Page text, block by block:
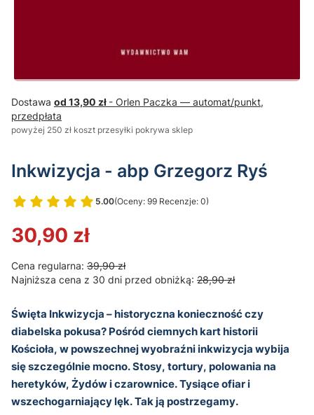
Dostawa od 13,90 zł - Orlen Paczka — automat/punkt,
przedpłata
powyżej 250 zł koszt przesyłki pokrywa sklep
Inkwizycja - abp Grzegorz Ryś
5.00(Oceny: 99 Recenzje: 0)
Przejdź do sekcji Opinie
30,90 zł
Cena regularna: 39,90 zł
Najniższa cena z 30 dni przed obniżką: 28,90 zł
Święta Inkwizycja – historyczna konieczność czy
diabelska pokusa? Pośród ciemnych kart historii
Kościoła, w powszechnej wyobraźni inkwizycja wybija
się szczególnie mocno. Stosy, tortury, polowania na
heretyków, Żydów i czarownice. Tysiące ofiar i
wszechogarniający lęk. Tak ją postrzegamy.